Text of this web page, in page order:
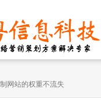
网站的权重不流失